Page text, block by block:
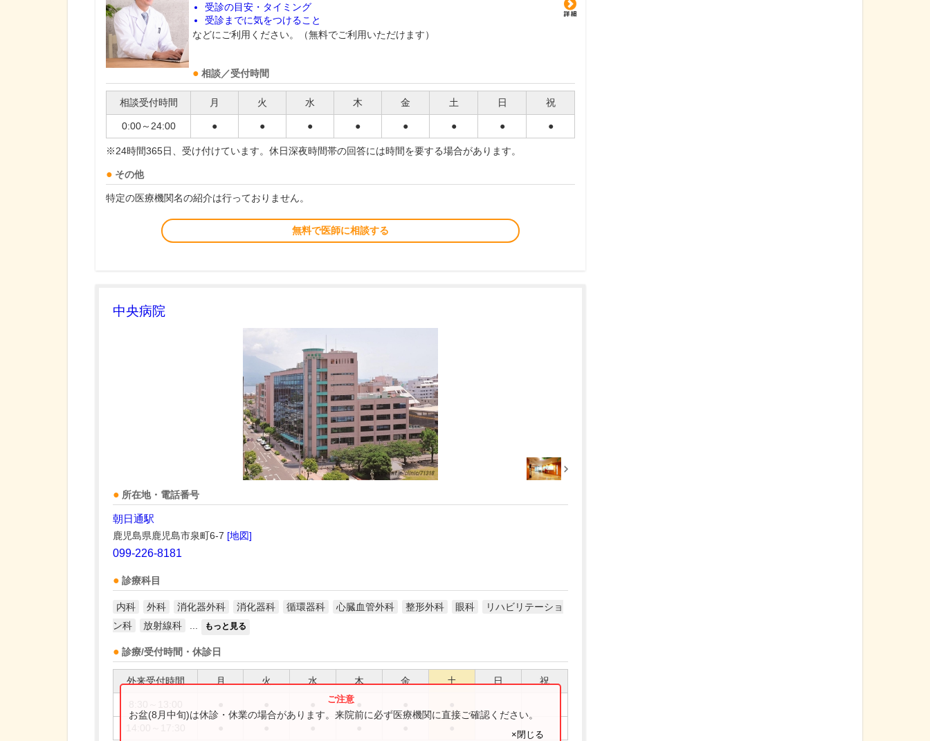
受診の目安・タイミング
受診までに気をつけること
などにご利用ください。（無料でご利用いただけます）
相談／受付時間
相談受付時間 月 火 水 木 金 土 日 祝
0:00～24:00 ● ● ● ● ● ● ● ●
※24時間365日、受け付けています。休日深夜時間帯の回答には時間を要する場合があります。
その他
特定の医療機関名の紹介は行っておりません。
無料で医師に相談する
中央病院
所在地・電話番号
朝日通駅
鹿児島県鹿児島市泉町6-7 [地図]
099-226-8181
診療科目
内科 外科 消化器外科 消化器科 循環器科 心臓血管外科 整形外科 眼科
リハビリテーショ
ン科
放射線科 もっと見る
診療/受付時間・休診日
外来受付時間 月 火 水 木 金 土 日 祝
お盆(8月中旬)は休診・休業の場合があります。来院前に必ず医療機関に直接ご確認ください。
×閉じる